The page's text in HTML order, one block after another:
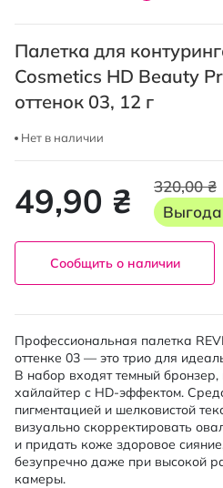
Палетка для
Cosmetics HD Beauty
оттенок 03, 12 г
Нет в наличии
49,90 ₴
320,00 ₴
Выгода
Сообщить о наличии
Профессиональная палетка
оттенке 03 — это трио для
В набор входят темный
хайлайтер с HD-эффектом.
пигментацией и шелковистой
визуально скорректировать
и придать коже здоровое
безупречно даже при высокой
камеры.